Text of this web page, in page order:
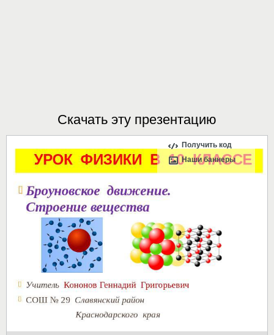
Скачать эту презентацию
Получить код
Наши баннеры